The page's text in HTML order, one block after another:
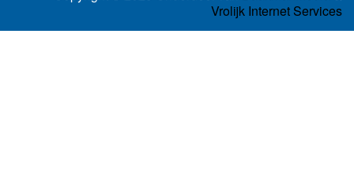
Vrolijk Internet Services